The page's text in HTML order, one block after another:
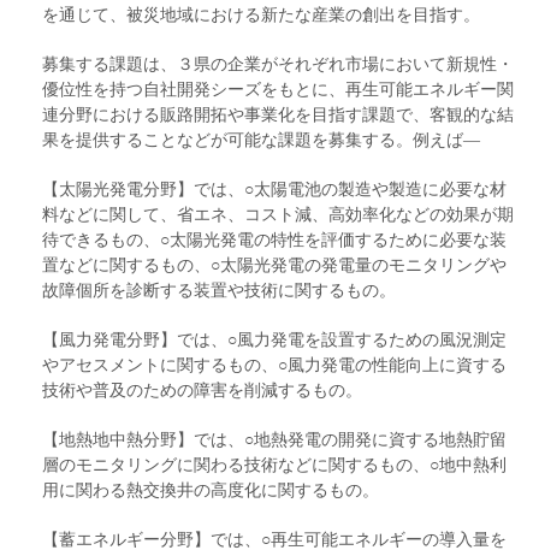
を通じて、被災地域における新たな産業の創出を目指す。
募集する課題は、３県の企業がそれぞれ市場において新規性・
優位性を持つ自社開発シーズをもとに、再生可能エネルギー関
連分野における販路開拓や事業化を目指す課題で、客観的な結
果を提供することなどが可能な課題を募集する。例えば―
【太陽光発電分野】では、○太陽電池の製造や製造に必要な材
料などに関して、省エネ、コスト減、高効率化などの効果が期
待できるもの、○太陽光発電の特性を評価するために必要な装
置などに関するもの、○太陽光発電の発電量のモニタリングや
故障個所を診断する装置や技術に関するもの。
【風力発電分野】では、○風力発電を設置するための風況測定
やアセスメントに関するもの、○風力発電の性能向上に資する
技術や普及のための障害を削減するもの。
【地熱地中熱分野】では、○地熱発電の開発に資する地熱貯留
層のモニタリングに関わる技術などに関するもの、○地中熱利
用に関わる熱交換井の高度化に関するもの。
【蓄エネルギー分野】では、○再生可能エネルギーの導入量を